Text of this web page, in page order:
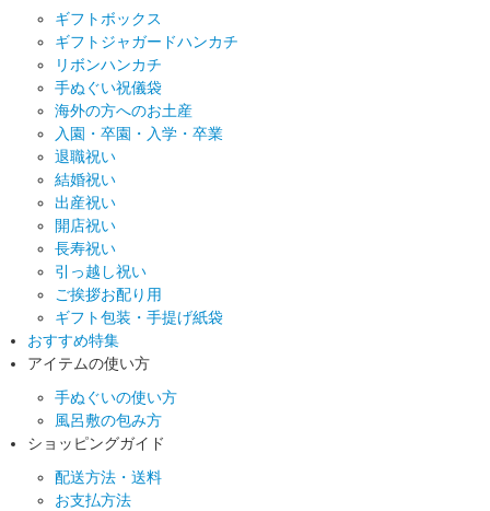
ギフトボックス
ギフトジャガードハンカチ
リボンハンカチ
手ぬぐい祝儀袋
海外の方へのお土産
入園・卒園・入学・卒業
退職祝い
結婚祝い
出産祝い
開店祝い
長寿祝い
引っ越し祝い
ご挨拶お配り用
ギフト包装・手提げ紙袋
おすすめ特集
アイテムの使い方
手ぬぐいの使い方
風呂敷の包み方
ショッピングガイド
配送方法・送料
お支払方法